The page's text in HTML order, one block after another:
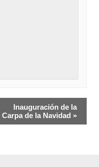
Inauguración de la
Carpa de la Navidad »